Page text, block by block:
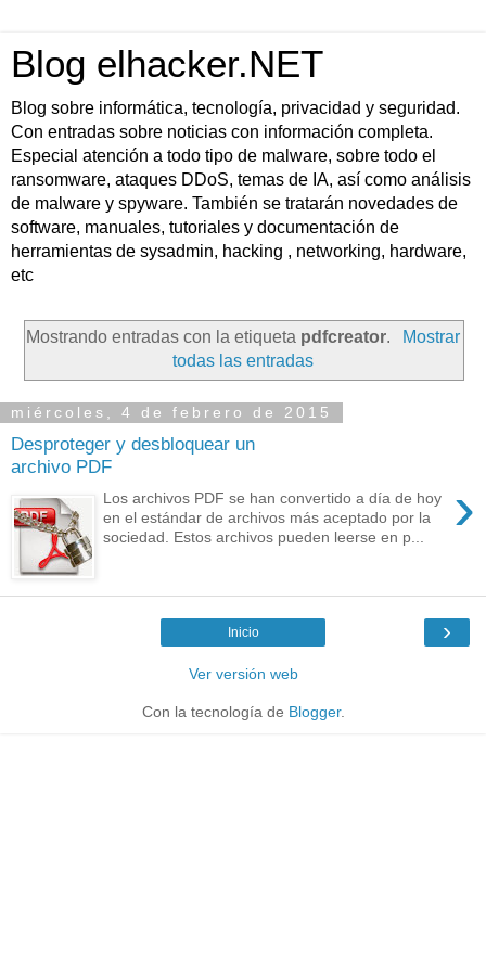
Blog elhacker.NET
Blog sobre informática, tecnología, privacidad y seguridad.
Con entradas sobre noticias con información completa.
Especial atención a todo tipo de malware, sobre todo el
ransomware, ataques DDoS, temas de IA, así como análisis
de malware y spyware. También se tratarán novedades de
software, manuales, tutoriales y documentación de
herramientas de sysadmin, hacking , networking, hardware,
etc
Mostrando entradas con la etiqueta pdfcreator.
Mostrar
todas las entradas
miércoles, 4 de febrero de 2015
Desproteger y desbloquear un
archivo PDF
›
Los archivos PDF se han convertido a día de hoy
en el estándar de archivos más aceptado por la
sociedad. Estos archivos pueden leerse en p...
›
Inicio
Ver versión web
Con la tecnología de Blogger.